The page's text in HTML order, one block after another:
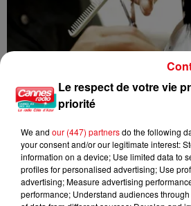
Nice : un salon de coiffure fermé après
Le respect de votre vie
priorité
We and our (447) partnersdo the following
your consent and/or our legitimate interest:
information on a device; Use limited data to
profiles for personalised advertising; Use
advertising; Measure advertising
performance; Understand audiences